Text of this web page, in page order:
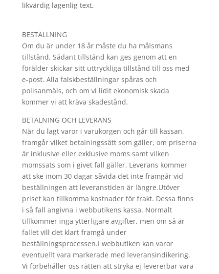
likvärdig lagenlig text.
BESTÄLLNING
Om du är under 18 år måste du ha målsmans
tillstånd. Sådant tillstånd kan ges genom att en
förälder skickar sitt uttryckliga tillstånd till oss med
e-post. Alla falskbeställningar spåras och
polisanmäls, och om vi lidit ekonomisk skada
kommer vi att kräva skadestånd.
BETALNING OCH LEVERANS
När du lagt varor i varukorgen och går till kassan,
framgår vilket betalningssätt som gäller, om priserna
är inklusive eller exklusive moms samt vilken
momssats som i givet fall gäller. Leverans kommer
att ske inom 30 dagar såvida det inte framgår vid
beställningen att leveranstiden är längre.Utöver
priset kan tillkomma kostnader för frakt. Dessa finns
i så fall angivna i webbutikens kassa. Normalt
tillkommer inga ytterligare avgifter, men om så är
fallet vill det klart framgå under
beställningsprocessen.I webbutiken kan varor
eventuellt vara markerade med leveransindikering.
Vi förbehåller oss rätten att stryka ej levererbar vara